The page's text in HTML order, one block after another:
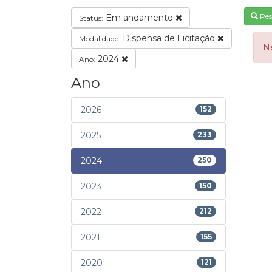
Status: Em andamento
Modalidade: Dispensa de Licitação
Ano: 2024
Ano
2026 152
2025 233
2024 250
2023 150
2022 212
2021 155
2020 121